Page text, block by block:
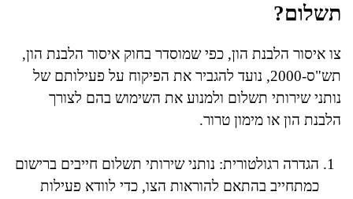
תשלום?
צו איסור הלבנת הון, כפי שמוסדר בחוק איסור הלבנת הון,
תש"ס-2000, נועד להגביר את הפיקוח על פעילותם של
נותני שירותי תשלום ולמנוע את השימוש בהם לצורך
הלבנת הון או מימון טרור.
הגדרה רגולטורית: נותני שירותי תשלום חייבים ברישום
כמתחייב בהתאם להוראות הצו, כדי לוודא פעילות